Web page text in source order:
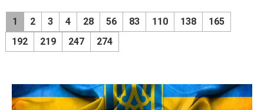
1 2 3 4 28 56 83 110 138
165
192
219 247 274